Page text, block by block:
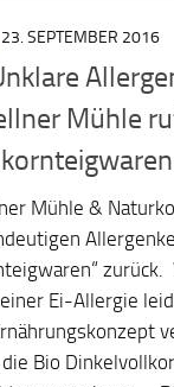
23. SEPTEMBER 2016
Mühle
Mühle &
zurück.
Ei-Allergie
Bio